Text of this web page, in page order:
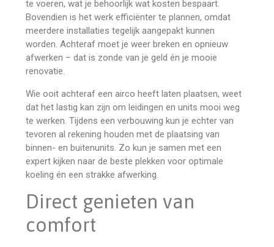
te voeren, wat je behoorlijk wat kosten bespaart.
Bovendien is het werk efficiënter te plannen, omdat
meerdere installaties tegelijk aangepakt kunnen
worden. Achteraf moet je weer breken en opnieuw
afwerken – dat is zonde van je geld én je mooie
renovatie.
Wie ooit achteraf een airco heeft laten plaatsen, weet
dat het lastig kan zijn om leidingen en units mooi weg
te werken. Tijdens een verbouwing kun je echter van
tevoren al rekening houden met de plaatsing van
binnen- en buitenunits. Zo kun je samen met een
expert kijken naar de beste plekken voor optimale
koeling én een strakke afwerking.
Direct genieten van
comfort